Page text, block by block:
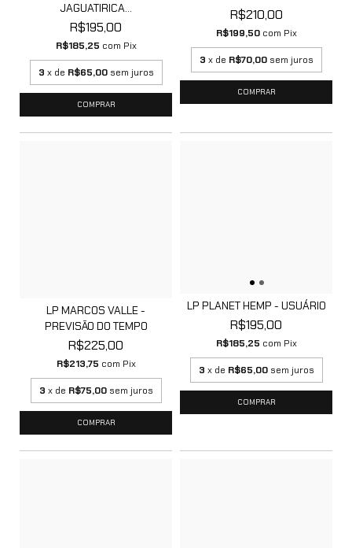
JAGUATIRICA...
R$195,00
R$185,25 com Pix
3 x de R$65,00 sem juros
R$210,00
R$199,50 com Pix
3 x de R$70,00 sem juros
LP MARCOS VALLE -
PREVISÃO DO TEMPO
R$225,00
R$213,75 com Pix
3 x de R$75,00 sem juros
LP PLANET HEMP - USUÁRIO
R$195,00
R$185,25 com Pix
3 x de R$65,00 sem juros